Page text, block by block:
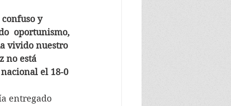
y
oportunismo,
vivido nuestro
no está
el 18-0
entregado